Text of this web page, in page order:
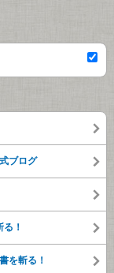
ブログ
！
を斬る！